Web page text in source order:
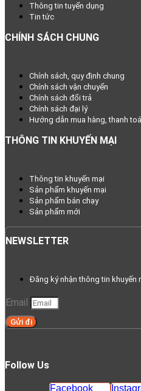
Thông tin tuyển dụng
Tin tức
CHÍNH SÁCH CHUNG
Chính sách, quy định chung
Chính sách vận chuyển
Chính sách đổi trả
Chính sách đại lý
Hướng dẫn mua hàng, thanh
THÔNG TIN KHUYẾN MẠI
Thông tin khuyến mại
Sản phẩm khuyến mại
Sản phẩm bán chạy
Sản phẩm mới
NEWSLETTER
Đăng ký nhận thông tin khuyến
Email
Gửi đi
Follow Us
Facebook